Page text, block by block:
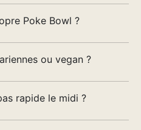
Poke Bowl ?
ou vegan ?
rapide le midi ?